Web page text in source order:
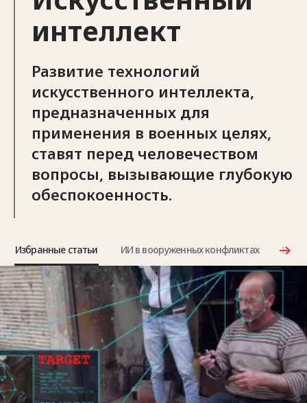
интеллект
Развитие технологий
искусственного интеллекта,
предназначенных для
применения в военных целях,
ставят перед человечеством
вопросы, вызывающие глубокую
обеспокоенность.
Избранные статьи ИИ в вооруженных конфликтах